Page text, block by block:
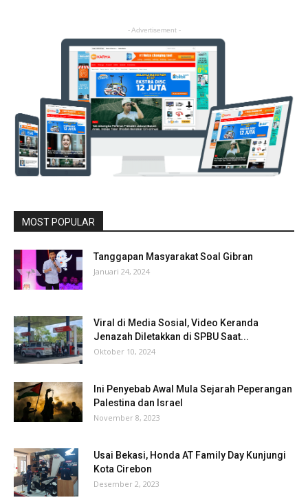
- Advertisement -
MOST POPULAR
Tanggapan Masyarakat Soal Gibran
Januari 24, 2024
Viral di Media Sosial, Video Keranda
Jenazah Diletakkan di SPBU Saat...
Oktober 10, 2024
Ini Penyebab Awal Mula Sejarah Peperangan
Palestina dan Israel
November 8, 2023
Usai Bekasi, Honda AT Family Day Kunjungi
Kota Cirebon
Desember 2, 2023